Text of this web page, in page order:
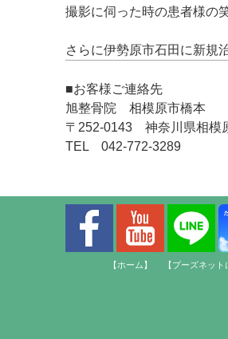
撮影に伺った時の患者様の
さらに伊勢原市石田に新規
■お客様ご連絡先
旭整骨院 相模原市橋本
〒252-0143 神奈川県相模
TEL 042-772-3289
【ホーム】 【プーズネット